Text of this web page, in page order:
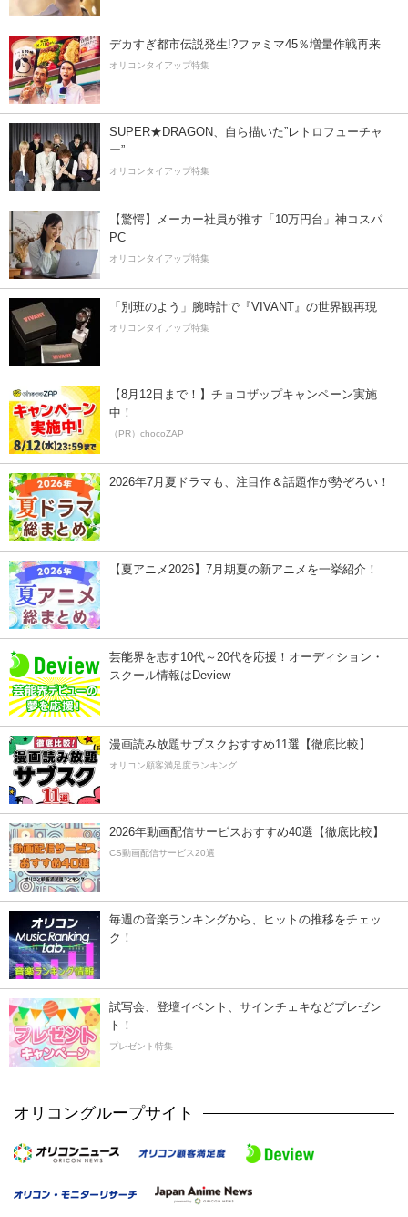
デカすぎ都市伝説発生!?ファミマ45％増量作戦再来
オリコンタイアップ特集
SUPER★DRAGON、自ら描いた”レトロフューチャ
ー”
オリコンタイアップ特集
【驚愕】メーカー社員が推す「10万円台」神コスパ
PC
オリコンタイアップ特集
「別班のよう」腕時計で『VIVANT』の世界観再現
オリコンタイアップ特集
【8月12日まで！】チョコザップキャンペーン実施
中！
（PR）chocoZAP
2026年7月夏ドラマも、注目作＆話題作が勢ぞろい！
【夏アニメ2026】7月期夏の新アニメを一挙紹介！
芸能界を志す10代～20代を応援！オーディション・
スクール情報はDeview
漫画読み放題サブスクおすすめ11選【徹底比較】
オリコン顧客満足度ランキング
2026年動画配信サービスおすすめ40選【徹底比較】
CS動画配信サービス20選
毎週の音楽ランキングから、ヒットの推移をチェッ
ク！
試写会、登壇イベント、サインチェキなどプレゼン
ト！
プレゼント特集
オリコングループサイト